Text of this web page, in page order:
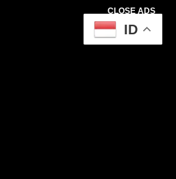
CLOSE ADS
ID